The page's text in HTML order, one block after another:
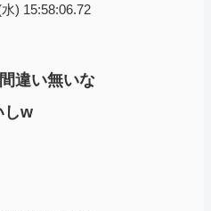
) 15:58:06.72
違い無いな
しw